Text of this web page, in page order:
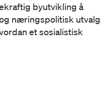
byutvikling å
næringspolitisk utvalg
et sosialistisk